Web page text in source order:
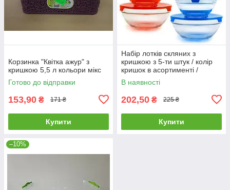
Корзинка "Квітка ажур" з
кришкою 5,5 л кольори мікс
Готово до відправки
153,90 ₴ 171 ₴
Купити
Набір лотків скляних з
кришкою з 5-ти штук / колір
кришок в асортименті /
В наявності
202,50 ₴ 225 ₴
Купити
–10%